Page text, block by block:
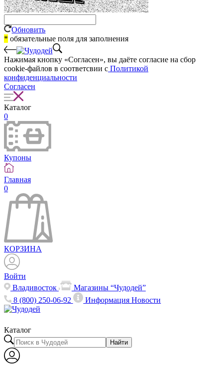
Обновить
* обязательные поля для заполнения
Нажимая кнопку «Согласен», вы даёте cогласие на сбор
cookie-файлов в соответсвии с Политикой
конфиденциальности
Согласен
Каталог
0
Купоны
Главная
0
КОРЗИНА
Войти
Владивосток
Магазины “Чудодей”
8 (800) 250-06-92
ИнформацияНовости
Каталог
Найти